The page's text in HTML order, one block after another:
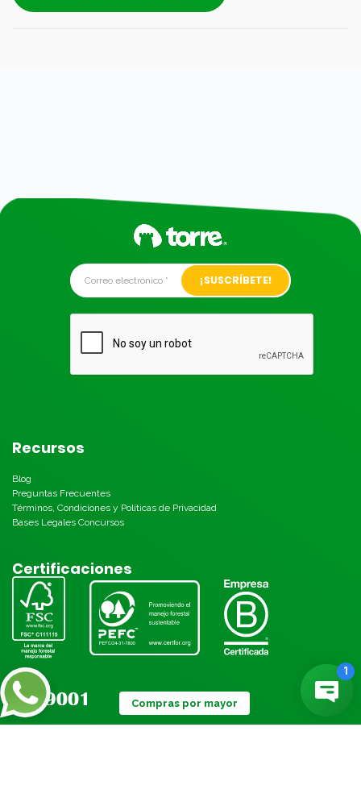
Alternative:
Recursos
Blog
Preguntas Frecuentes
Términos, Condiciones y Políticas de Privacidad
Bases Legales Concursos
Certificaciones
Compras por mayor